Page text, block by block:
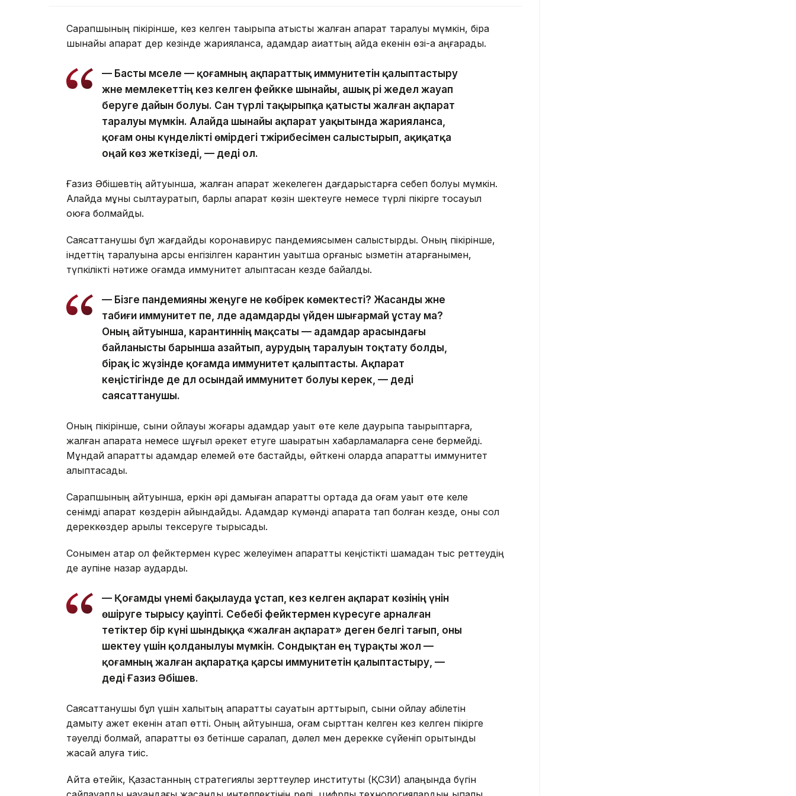
Сарапшының пікірінше, кез келген тақырыпқа қатысты жалған ақпарат таралуы мүмкін, бірақ
шынайы ақпарат дер кезінде жарияланса, адамдар ақиқаттың қайда екенін өзі-ақ аңғарады.
— Басты мәселе — қоғамның ақпараттық иммунитетін қалыптастыру
және мемлекеттің кез келген фейкке шынайы, ашық әрі жедел жауап
беруге дайын болуы. Сан түрлі тақырыпқа қатысты жалған ақпарат
таралуы мүмкін. Алайда шынайы ақпарат уақытында жарияланса,
қоғам оны күнделікті өмірдегі тәжірибесімен салыстырып, ақиқатқа
оңай көз жеткізеді, — деді ол.
Ғазиз Әбішевтің айтуынша, жалған ақпарат жекелеген дағдарыстарға себеп болуы мүмкін.
Алайда мұны сылтауратып, барлық ақпарат көзін шектеуге немесе түрлі пікірге тосқауыл
қоюға болмайды.
Саясаттанушы бұл жағдайды коронавирус пандемиясымен салыстырды. Оның пікірінше,
індеттің таралуына қарсы енгізілген карантин уақытша қорғаныс қызметін атқарғанымен,
түпкілікті нәтиже қоғамда иммунитет қалыптасқан кезде байқалды.
— Бізге пандемияны жеңуге не көбірек көмектесті? Жасанды және
табиғи иммунитет пе, әлде адамдарды үйден шығармай ұстау ма?
Оның айтуынша, карантиннің мақсаты — адамдар арасындағы
байланысты барынша азайтып, аурудың таралуын тоқтату болды,
бірақ іс жүзінде қоғамда иммунитет қалыптасты. Ақпарат
кеңістігінде де дәл осындай иммунитет болуы керек, — деді
саясаттанушы.
Оның пікірінше, сыни ойлауы жоғары адамдар уақыт өте келе даурықпа тақырыптарға,
жалған ақпаратқа немесе шұғыл әрекет етуге шақыратын хабарламаларға сене бермейді.
Мұндай ақпаратты адамдар елемей өте бастайды, өйткені оларда ақпараттық иммунитет
қалыптасады.
Сарапшының айтуынша, еркін әрі дамыған ақпараттық ортада да қоғам уақыт өте келе
сенімді ақпарат көздерін айқындайды. Адамдар күмәнді ақпаратқа тап болған кезде, оны сол
дереккөздер арқылы тексеруге тырысады.
Сонымен қатар ол фейктермен күрес желеуімен ақпараттық кеңістікті шамадан тыс реттеудің
де қаупіне назар аударды.
— Қоғамды үнемі бақылауда ұстап, кез келген ақпарат көзінің үнін
өшіруге тырысу қауіпті. Себебі фейктермен күресуге арналған
тетіктер бір күні шындыққа «жалған ақпарат» деген белгі тағып, оны
шектеу үшін қолданылуы мүмкін. Сондықтан ең тұрақты жол —
қоғамның жалған ақпаратқа қарсы иммунитетін қалыптастыру, —
деді Ғазиз Әбішев.
Саясаттанушы бұл үшін халықтың ақпараттық сауатын арттырып, сыни ойлау қабілетін
дамыту қажет екенін атап өтті. Оның айтуынша, қоғам сырттан келген кез келген пікірге
тәуелді болмай, ақпаратты өз бетінше саралап, дәлел мен дерекке сүйеніп қорытынды
жасай алуға тиіс.
Айта өтейік, Қазақстанның стратегиялық зерттеулер институты (ҚСЗИ) алаңында бүгін